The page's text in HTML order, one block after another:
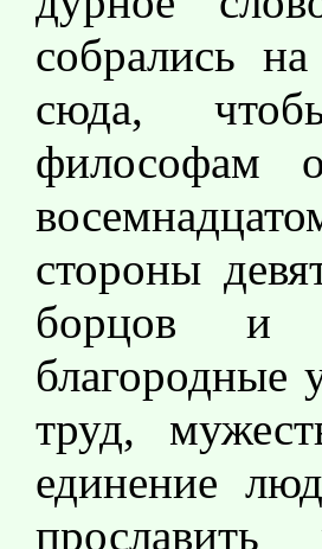
собрались
сюда,
философам
стороны
борцов и
благородные
труд,
единение